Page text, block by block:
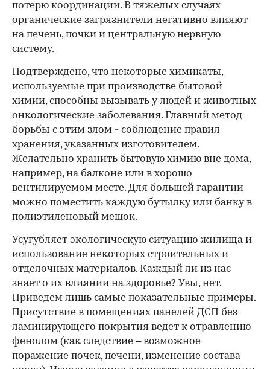
потерю координации. В тяжелых случаях
органические загрязнители негативно влияют
на печень, почки и центральную нервную
систему.
Подтверждено, что некоторые химикаты,
используемые при производстве бытовой
химии, способны вызывать у людей и животных
онкологические заболевания. Главный метод
борьбы с этим злом - соблюдение правил
хранения, указанных изготовителем.
Желательно хранить бытовую химию вне дома,
например, на балконе или в хорошо
вентилируемом месте. Для большей гарантии
можно поместить каждую бутылку или банку в
полиэтиленовый мешок.
Усугубляет экологическую ситуацию жилища и
использование некоторых строительных и
отделочных материалов. Каждый ли из нас
знает о их влиянии на здоровье? Увы, нет.
Приведем лишь самые показательные примеры.
Присутствие в помещениях панелей ДСП без
ламинирующего покрытия ведет к отравлению
фенолом (как следствие – возможное
поражение почек, печени, изменение состава